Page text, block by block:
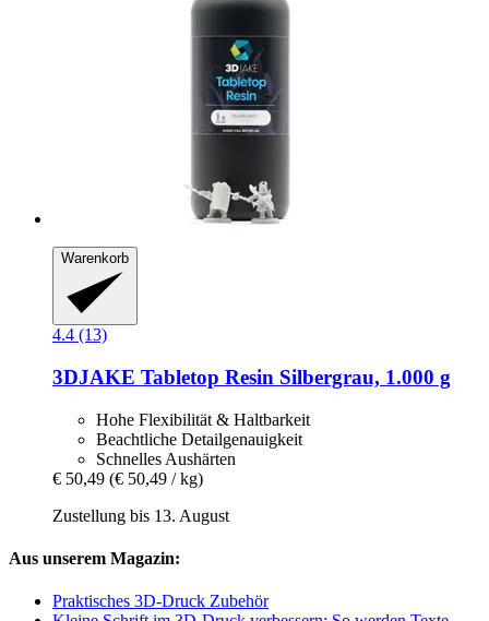
Warenkorb
4.4 (13)
3DJAKE Tabletop Resin Silbergrau, 1.000 g
Hohe Flexibilität & Haltbarkeit
Beachtliche Detailgenauigkeit
Schnelles Aushärten
€ 50,49 (€ 50,49 / kg)
Zustellung bis 13. August
Aus unserem Magazin:
Praktisches 3D-Druck Zubehör